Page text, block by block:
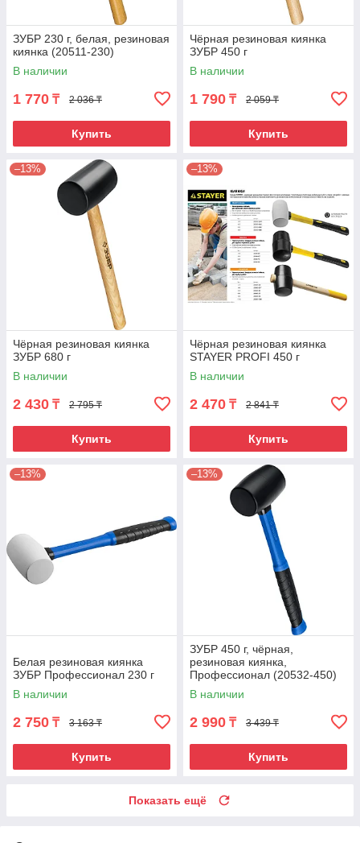
ЗУБР 230 г, белая, резиновая
киянка (20511-230)
В наличии
1 770 ₸ 2 036 ₸
Купить
Чёрная резиновая киянка
ЗУБР 450 г
В наличии
1 790 ₸ 2 059 ₸
Купить
–13%
Чёрная резиновая киянка
ЗУБР 680 г
В наличии
2 430 ₸ 2 795 ₸
Купить
–13%
Чёрная резиновая киянка
STAYER PROFI 450 г
В наличии
2 470 ₸ 2 841 ₸
Купить
–13%
Белая резиновая киянка
ЗУБР Профессионал 230 г
В наличии
2 750 ₸ 3 163 ₸
Купить
–13%
ЗУБР 450 г, чёрная,
резиновая киянка,
Профессионал (20532-450)
В наличии
2 990 ₸ 3 439 ₸
Купить
Показать ещё